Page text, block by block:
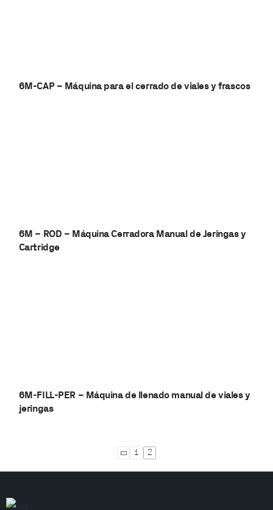
6M-CAP – Máquina para el cerrado de viales y frascos
6M – ROD – Máquina Cerradora Manual de Jeringas y
Cartridge
6M-FILL-PER​ – Máquina de llenado manual de viales y
jeringas
1 2